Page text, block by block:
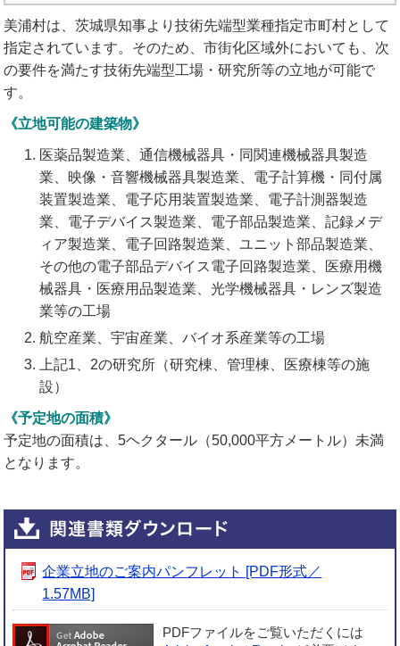
美浦村は、茨城県知事より技術先端型業種指定市町村として
指定されています。そのため、市街化区域外においても、次
の要件を満たす技術先端型工場・研究所等の立地が可能で
す。
《立地可能の建築物》
医薬品製造業、通信機械器具・同関連機械器具製造
業、映像・音響機械器具製造業、電子計算機・同付属
装置製造業、電子応用装置製造業、電子計測器製造
業、電子デバイス製造業、電子部品製造業、記録メデ
ィア製造業、電子回路製造業、ユニット部品製造業、
その他の電子部品デバイス電子回路製造業、医療用機
械器具・医療用品製造業、光学機械器具・レンズ製造
業等の工場
航空産業、宇宙産業、バイオ系産業等の工場
上記1、2の研究所（研究棟、管理棟、医療棟等の施
設）
《予定地の面積》
予定地の面積は、5ヘクタール（50,000平方メートル）未満
となります。
企業立地のご案内パンフレット [PDF形式／
1.57MB]
PDFファイルをご覧いただくには